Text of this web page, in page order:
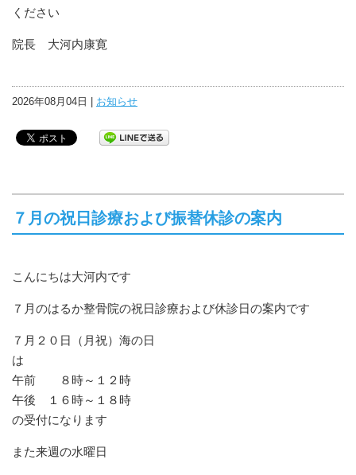
ください
院長 大河内康寛
2026年08月04日 | お知らせ
７月の祝日診療および振替休診の案内
こんにちは大河内です
７月のはるか整骨院の祝日診療および休診日の案内です
７月２０日（月祝）海の日
は
午前 ８時～１２時
午後 １６時～１８時
の受付になります
また来週の水曜日